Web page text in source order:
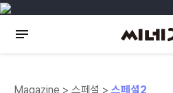
Magazine > 스페셜 >스페셜2